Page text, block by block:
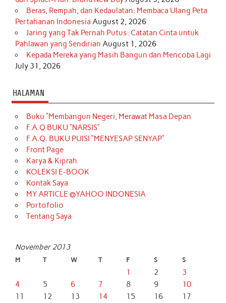
Beras, Rempah, dan Kedaulatan: Membaca Ulang Peta
Pertahanan Indonesia August 2, 2026
Jaring yang Tak Pernah Putus: Catatan Cinta untuk
Pahlawan yang Sendirian August 1, 2026
Kepada Mereka yang Masih Bangun dan Mencoba Lagi
July 31, 2026
HALAMAN
Buku “Membangun Negeri, Merawat Masa Depan
F.A.Q BUKU “NARSIS”
F.A.Q. BUKU PUISI “MENYESAP SENYAP”
Front Page
Karya & Kiprah
KOLEKSI E-BOOK
Kontak Saya
MY ARTICLE @YAHOO INDONESIA
Portofolio
Tentang Saya
November 2013
M T W T F S S
1 2
3
4
5 6 7 8 9
10
11
12 13 14 15 16
17